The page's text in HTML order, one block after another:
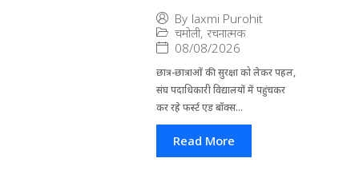
By laxmi Purohit
चमोली, रचनात्मक
08/08/2026
छात्र-छात्राओं की सुरक्षा को लेकर पहल,
संघ पदाधिकारी विद्यालयों में पहुंचकर
कर रहे फर्स्ट एड बॉक्स...
Read More